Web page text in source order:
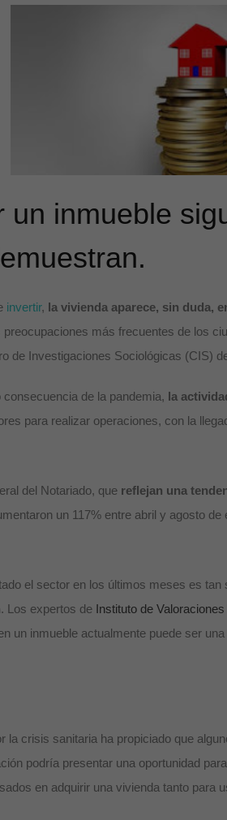
un inmueble
invertir, la vivienda aparece, sin duda,
más frecuentes de los
de Investigaciones Sociológicas (CIS)
de la pandemia, la
para realizar operaciones, con la
del Notariado, que reflejan una
un 117% entre abril y agosto
el sector en los últimos meses es
. Los expertos de Instituto de Valoraciones
un inmueble actualmente puede ser
la crisis sanitaria ha propiciado que
podría presentar una oportunidad
en adquirir una vivienda tanto para